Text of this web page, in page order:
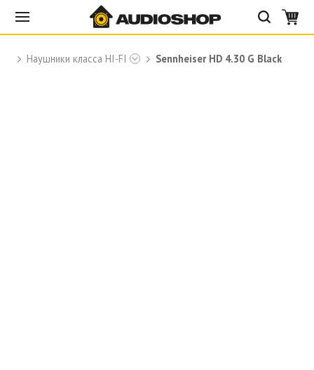
Наушники класса HI-FI Sennheiser HD 4.30 G Black